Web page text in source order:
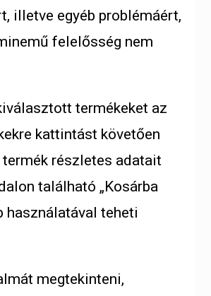
illetve egyéb problémáért,
felelősség nem
termékeket az
kattintást követően
termék részletes adatait
található „Kosárba
használatával teheti
megtekinteni,